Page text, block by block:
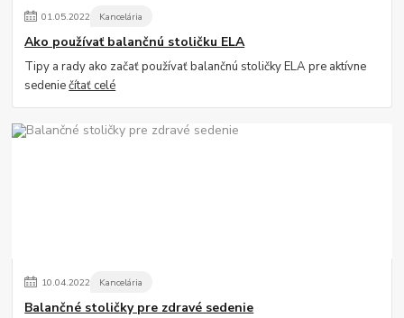
01.05.2022 Kancelária
Ako používať balančnú stoličku ELA
Tipy a rady ako začať používať balančnú stoličky ELA pre aktívne
sedeniečítať celé
10.04.2022 Kancelária
Balančné stoličky pre zdravé sedenie